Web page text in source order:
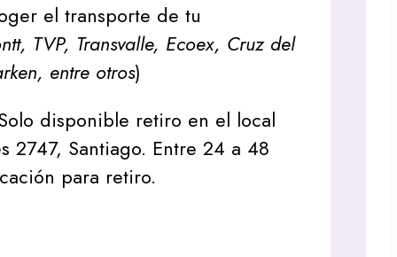
el transporte de tu
TVP, Transvalle, Ecoex, Cruz del
entre otros)
disponible retiro en el local
2747, Santiago. Entre 24 a 48
para retiro.